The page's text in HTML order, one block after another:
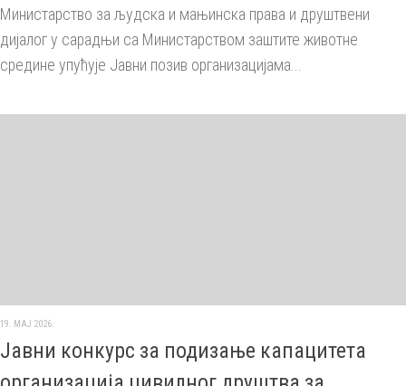
Министарство за људска и мањинска права и друштвени
дијалог у сарадњи са Министарством заштите животне
средине упућује Јавни позив организацијама...
19. МАЈ 2026.
Јавни конкурс за подизање капацитета